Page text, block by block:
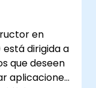
en
dirigida a
que deseen
aplicaciones